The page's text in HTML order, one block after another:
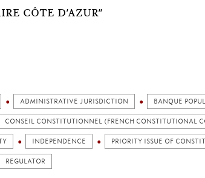
CÔTE D'AZUR"
ADMINISTRATIVE JURISDICTION BANQUE
CONSEIL CONSTITUTIONNEL (FRENCH CONSTITUTIONAL
INDEPENDENCE PRIORITY ISSUE OF
REGULATOR